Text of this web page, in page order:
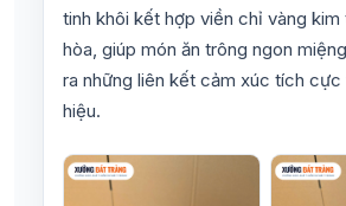
tinh khôi kết hợp viền chỉ vàng kim
hòa, giúp món ăn trông ngon
ra những liên kết cảm xúc tích cực
hiệu.